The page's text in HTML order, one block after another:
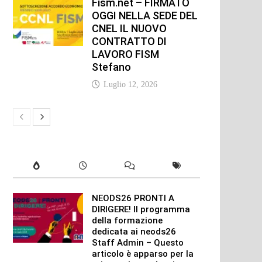
Fism.net – FIRMATO
OGGI NELLA SEDE DEL
CNEL IL NUOVO
CONTRATTO DI
LAVORO FISM
Stefano
Luglio 12, 2026
NEODS26 PRONTI A
DIRIGERE! Il programma
della formazione
dedicata ai neods26
Staff Admin – Questo
articolo è apparso per la